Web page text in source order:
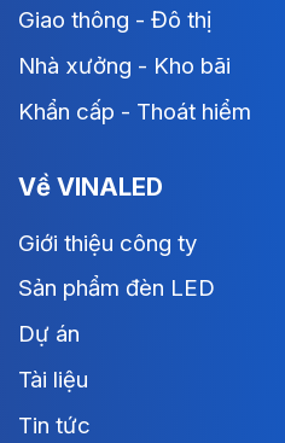
Giao thông - Đô thị
Nhà xưởng - Kho bãi
Khẩn cấp - Thoát hiểm
Về VINALED
Giới thiệu công ty
Sản phẩm đèn LED
Dự án
Tài liệu
Tin tức